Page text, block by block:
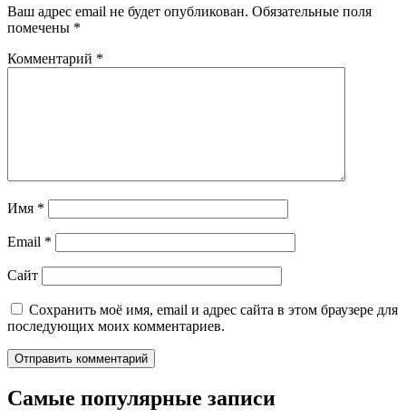
Ваш адрес email не будет опубликован. Обязательные поля
помечены *
Комментарий *
Имя *
Email *
Сайт
Сохранить моё имя, email и адрес сайта в этом браузере для
последующих моих комментариев.
Самые популярные записи